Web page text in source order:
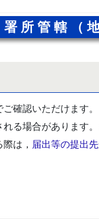
署所管轄（
確認いただけます。
る場合があります
は， 届出等の提出先